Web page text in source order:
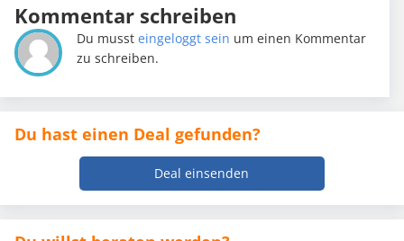
Kommentar schreiben
Du mussteingeloggt sein um einen Kommentar
zu schreiben.
Du hast einen Deal gefunden?
Deal einsenden